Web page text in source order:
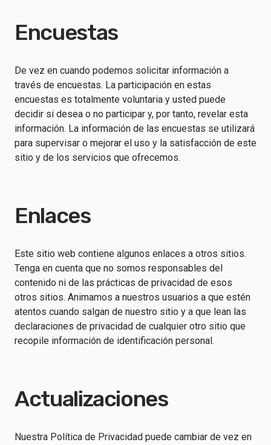
Encuestas
De vez en cuando podemos solicitar información a
través de encuestas. La participación en estas
encuestas es totalmente voluntaria y usted puede
decidir si desea o no participar y, por tanto, revelar esta
información. La información de las encuestas se utilizará
para supervisar o mejorar el uso y la satisfacción de este
sitio y de los servicios que ofrecemos.
Enlaces
Este sitio web contiene algunos enlaces a otros sitios.
Tenga en cuenta que no somos responsables del
contenido ni de las prácticas de privacidad de esos
otros sitios. Animamos a nuestros usuarios a que estén
atentos cuando salgan de nuestro sitio y a que lean las
declaraciones de privacidad de cualquier otro sitio que
recopile información de identificación personal.
Actualizaciones
Nuestra Política de Privacidad puede cambiar de vez en